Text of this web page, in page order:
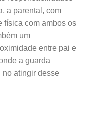
a parental, com
física com ambos os
um
entre pai e
a guarda
no atingir desse